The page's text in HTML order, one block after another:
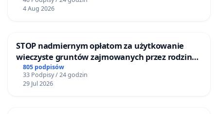
4 Aug 2026
STOP nadmiernym opłatom za użytkowanie
wieczyste gruntów zajmowanych przez rodzinne
ogrody działkowe.
805 podpisów
33 Podpisy / 24 godzin
29 Jul 2026